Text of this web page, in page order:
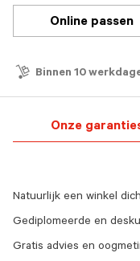
Online passen
Binnen 10
Onze
Natuurlijk een winkel
Gediplomeerde en
Gratis advies en